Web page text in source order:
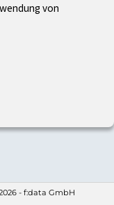
- f:data GmbH
von